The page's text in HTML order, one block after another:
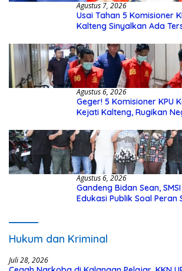
Agustus 7, 2026
Usai Tahan 5 Komisioner
Kalteng Sinyalkan Ada
Agustus 6, 2026
Geger! 5 Komisioner KPU
Kejati Kalteng, Rugikan
Agustus 6, 2026
Gandeng Bidan Sean,
Edukasi Publik Soal Peran
Hukum dan Kriminal
Juli 28, 2026